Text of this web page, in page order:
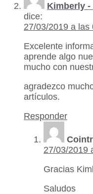
Kimberly
dice:
27/03/2019 a las
Excelente
aprende algo
mucho con
agradezco
artículos.
Responder
27/03/2019
Gracias
Saludos